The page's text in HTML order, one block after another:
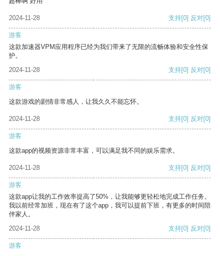
2024-11-28 支持[0] 反对[0]
游客
这款加速器VPM应用程序已经为我们带来了无限的流畅体验和安全性保
护。
2024-11-28
支持[0] 反对[0]
游客
这款游戏的剧情非常感人，让我久久不能忘怀。
2024-11-28 支持[0] 反对[0]
游客
这款app的视频资源非常丰富，可以满足我不同的娱乐需求。
2024-11-28 支持[0] 反对[0]
游客
这款app让我的工作效率提高了50%，让我能够更轻松地完成工作任务。
我以前经常加班，现在有了这个app，我可以提前下班，有更多的时间陪
伴家人。
2024-11-28
支持[0] 反对[0]
游客